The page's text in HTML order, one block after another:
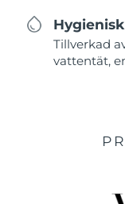
Tillverkad
vattentät,